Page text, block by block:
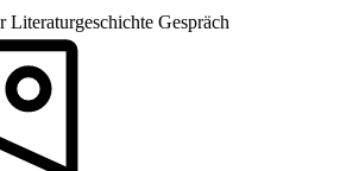
Gespräch